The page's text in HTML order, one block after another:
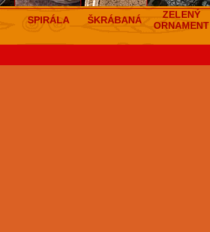
SPIRÁLA ŠKRÁBANÁ
ZELENÝ
ORNAMENT